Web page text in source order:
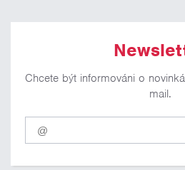
Chcete být informováni o
mail.
Pro
odběr
našich